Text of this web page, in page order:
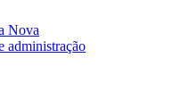
Nova
administração